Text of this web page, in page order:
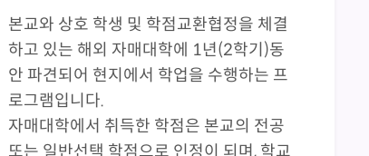
본교와 상호 학생 및 학점교환협정을 체결
하고 있는 해외 자매대학에 1년(2학기)동
안 파견되어 현지에서 학업을 수행하는 프
로그램입니다.
자매대학에서 취득한 학점은 본교의 전공
또는 일반선택 학점으로 인정이 되며, 학교